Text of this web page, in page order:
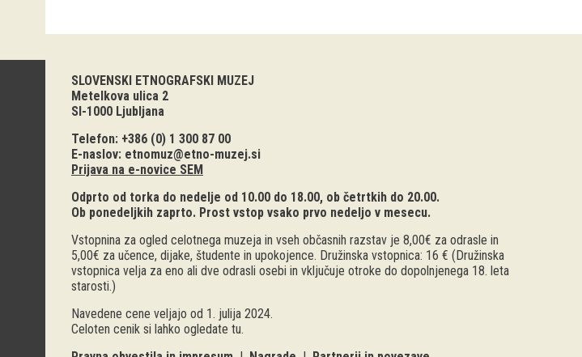
SLOVENSKI ETNOGRAFSKI MUZEJ
Metelkova ulica 2
SI-1000 Ljubljana
Telefon: +386 (0) 1 300 87 00
E-naslov: etnomuz@etno-muzej.si
Prijava na e-novice SEM
Odprto od torka do nedelje od 10.00 do 18.00, ob četrtkih do 20.00.
Ob ponedeljkih zaprto. Prost vstop vsako prvo nedeljo v mesecu.
Vstopnina za ogled celotnega muzeja in vseh občasnih razstav je 8,00€ za odrasle in
5,00€ za učence, dijake, študente in upokojence. Družinska vstopnica: 16 € (Družinska
vstopnica velja za eno ali dve odrasli osebi in vključuje otroke do dopolnjenega 18. leta
starosti.)
Navedene cene veljajo od 1. julija 2024.
Celoten cenik si lahko ogledate tu.